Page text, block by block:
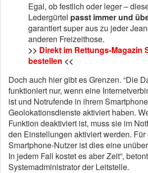
Egal, ob festlich oder leger –
Ledergürtel passt immer und
garantiert super aus zu jeder
anderen Freizeithose.
>> Direkt im Rettungs-Magazin
bestellen <<
Doch auch hier gibt es Grenzen. “Die
funktioniert nur, wenn eine
ist und Notrufende in ihrem
Geolokationsdienste aktiviert haben.
Funktion deaktiviert ist, muss sie im
den Einstellungen aktiviert werden.
Smartphone-Nutzer ist dies eine
In jedem Fall kostet es aber Zeit”,
Systemadministrator der Leitstelle.